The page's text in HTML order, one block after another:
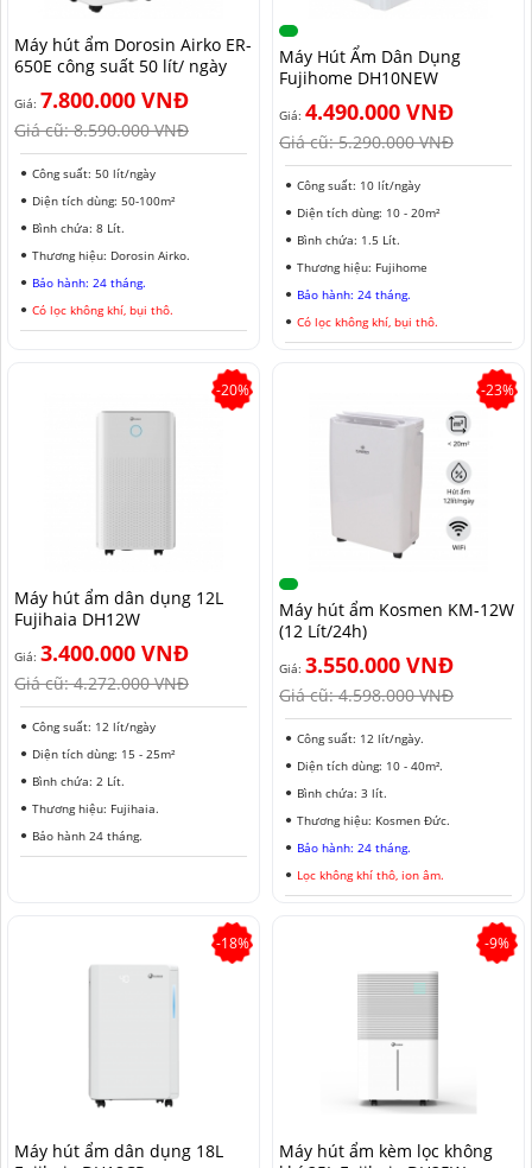
MÁY HÚT ẨM ROTOR
MÁY HÚT ẨM HARISON
MÁY HÚT ẨM AIRKO
MÁY HÚT ẨM FUJIHAIA
MÁY HÚT ẨM SHARP
MÁY HÚT ẨM EDISON
MÁY LỌC KHÔNG KHÍ LG
MÁY LỌC KHÔNG KHÍ FUJIE
MÁY LỌC KHÔNG KHÍ COWAY
MÁY LỌC KHÔNG KHÍ HITACHI
MÁY LỌC KHÔNG KHÍ PANASONIC
MÁY LỌC KHÔNG KHÍ Ô TÔ
MÁY HÚT ẨM ROTOR
MÁY HÚT ẨM HARISON
MÁY HÚT ẨM AIRKO
MÁY HÚT ẨM FUJIHAIA
MÁY HÚT ẨM SHARP
MÁY HÚT ẨM EDISON
TIN TỨC MÁY LẠNH DI ĐỘNG
TIN TỨC TỦ CHỐNG ẨM
THÔNG TIN VỀ ĐỘ ẨM
TIN TỨC QUẠT ĐỐI LƯU
LONG AN
ĐỒNG NAI
BÌNH PHƯỚC
SƠN LA
AN GIANG
ĐỒNG THÁP
KHÁNH HÒA
HƯNG YÊN
NAM ĐỊNH
QUẢNG NAM
HÀ NỘI
ĐỒNG THÁP
KIÊN GIANG
LÂM ĐỒNG
HẢI DƯƠNG
Máy hút ẩm Dorosin Airko ER-
650E công suất 50 lít/ ngày
Giá: 7.800.000 VNĐ
Giá cũ:8.590.000 VNĐ
Công suất: 50 lít/ngày
Diện tích dùng: 50-100m²
Bình chứa: 8 Lít.
Thương hiệu: Dorosin Airko.
Bảo hành: 24 tháng.
Có lọc không khí, bụi thô.
Máy Hút Ẩm Dân Dụng
Fujihome DH10NEW
Giá: 4.490.000 VNĐ
Giá cũ:5.290.000 VNĐ
Công suất: 10 lít/ngày
Diện tích dùng: 10 - 20m²
Bình chứa: 1.5 Lít.
Thương hiệu: Fujihome
Bảo hành: 24 tháng.
Có lọc không khí, bụi thô.
-20%
Máy hút ẩm dân dụng 12L
Fujihaia DH12W
Giá: 3.400.000 VNĐ
Giá cũ:4.272.000 VNĐ
Công suất: 12 lít/ngày
Diện tích dùng: 15 - 25m²
Bình chứa: 2 Lít.
Thương hiệu: Fujihaia.
Bảo hành 24 tháng.
-23%
Máy hút ẩm Kosmen KM-12W
(12 Lít/24h)
Giá: 3.550.000 VNĐ
Giá cũ:4.598.000 VNĐ
Công suất: 12 lít/ngày.
Diện tích dùng: 10 - 40m².
Bình chứa: 3 lít.
Thương hiệu: Kosmen Đức.
Bảo hành: 24 tháng.
Lọc không khí thô, ion âm.
-18%
Máy hút ẩm dân dụng 18L
-9%
Máy hút ẩm kèm lọc không